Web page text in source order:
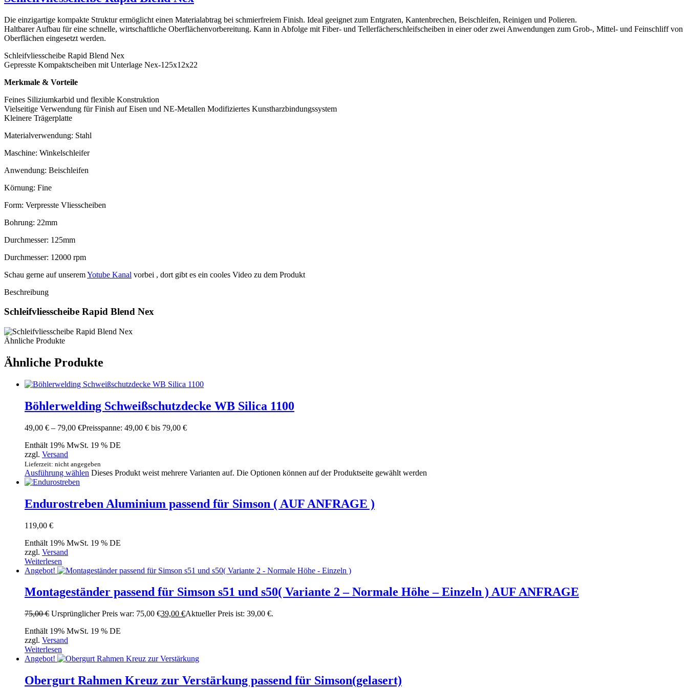
Die einzigartige kompakte Struktur ermöglicht einen Materialabtrag bei schmierfreiem Finish. Ideal geeignet zum Entgraten, Kantenbrechen, Beischleifen, Reinigen und Polieren.
Haltbarer Aufbau für eine schnelle, wirtschaftliche Oberflächenvorbereitung. Kann in Abfolge mit Fiber- und Tellerfächerschleifscheiben in einer oder zwei Anwendungen zum Grob-, Mittel- und Feinschliff von
Oberflächen eingesetzt werden.
Schleifvliesscheibe Rapid Blend Nex
Gepresste Kompaktscheiben mit Unterlage Nex-125x12x22
Merkmale & Vorteile
Feines Siliziumkarbid und flexible Konstruktion
Vielseitige Verwendung für Finish auf Eisen und NE-Metallen Modifiziertes Kunstharzbindungssystem
Kleinere Trägerplatte
Materialverwendung: Stahl
Maschine: Winkelschleifer
Anwendung: Beischleifen
Körnung: Fine
Form: Verpresste Vliesscheiben
Bohrung: 22mm
Durchmesser: 125mm
Durchmesser: 12000 rpm
Schau gerne auf unseremYotube Kanal vorbei , dort gibt es ein cooles Video zu dem Produkt
Beschreibung
Schleifvliesscheibe Rapid Blend Nex
Ähnliche Produkte
Ähnliche Produkte
Böhlerwelding Schweißschutzdecke WB Silica 1100
49,00 € – 79,00 €Preisspanne: 49,00 € bis 79,00 €
Enthält 19% MwSt. 19 % DE
zzgl. Versand
Lieferzeit: nicht angegeben
Ausführung wählen Dieses Produkt weist mehrere Varianten auf. Die Optionen können auf der Produktseite gewählt werden
Endurostreben Aluminium passend für Simson ( AUF ANFRAGE )
119,00 €
Enthält 19% MwSt. 19 % DE
zzgl. Versand
Weiterlesen
Angebot!
Montageständer passend für Simson s51 und s50( Variante 2 – Normale Höhe – Einzeln ) AUF ANFRAGE
75,00€ Ursprünglicher Preis war: 75,00 €39,00 €Aktueller Preis ist: 39,00 €.
Enthält 19% MwSt. 19 % DE
zzgl. Versand
Weiterlesen
Angebot!
Obergurt Rahmen Kreuz zur Verstärkung passend für Simson(gelasert)